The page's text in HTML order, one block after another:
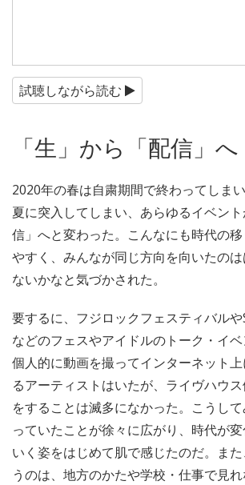
試聴しながら読む
「生」から「配信」へ
2020年の春は自粛期間で終わってしま
夏に突入してしまい、あらゆるイベン
信」へと変わった。こんなにも時代の
やすく、みんなが同じ方向を向いたの
ないかなと気づかされた。
要するに、フジロックフェスティバル
などのフェスやアイドルのトーク・イ
個人的に動画を撮ってインターネット
るアーティストはいたが、ライヴハウ
をすることは滅多になかった。こうし
っていたことが徐々に広がり、時代が
いく姿をはじめて肌で感じたのだ。ま
うのは、地方のかたや学校・仕事で見